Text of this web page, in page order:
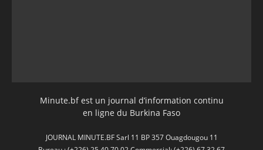
Minute.bf est un journal d’information continu
en ligne du Burkina Faso
JOURNAL MINUTE.BF Sarl 11 BP 357 Ouagdougou 11